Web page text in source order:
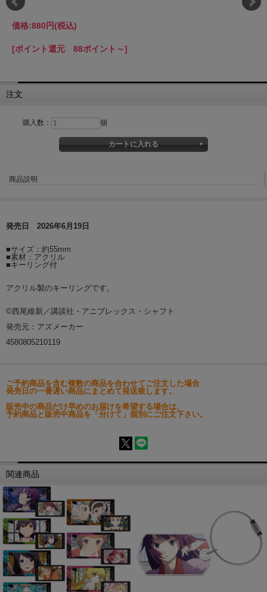
価格:880円(税込)
[ポイント還元 88ポイント～]
注文
購入数： 個
商品説明
発売日 2026年6月19日
■サイズ：約55mm
■素材：アクリル
■キーリング付
アクリル製のキーリングです。
©西尾維新／講談社・アニプレックス・シャフト
発売元：アズメーカー
4580805210119
ご予約商品を含む複数の商品を合わせてご注文した場合
発売日の一番遅い商品にまとめて発送致します。
販売中の商品だけ早めのお届けを希望する場合は、
予約商品と販売中商品を「分けて」個別にご注文下さい。
関連商品